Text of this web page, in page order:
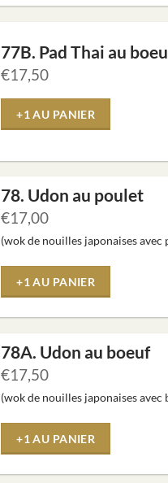
77B. Pad Thai au
€17,50
+1 AU PANIER
78. Udon au poulet
€17,00
(wok de nouilles japonaises avec
+1 AU PANIER
78A. Udon au boeuf
€17,50
(wok de nouilles japonaises avec
+1 AU PANIER